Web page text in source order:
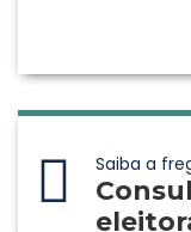
Saiba a